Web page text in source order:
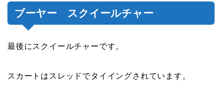
ブーヤー スクイールチャー
最後にスクイールチャーです。
スカートはスレッドでタイイングされています。